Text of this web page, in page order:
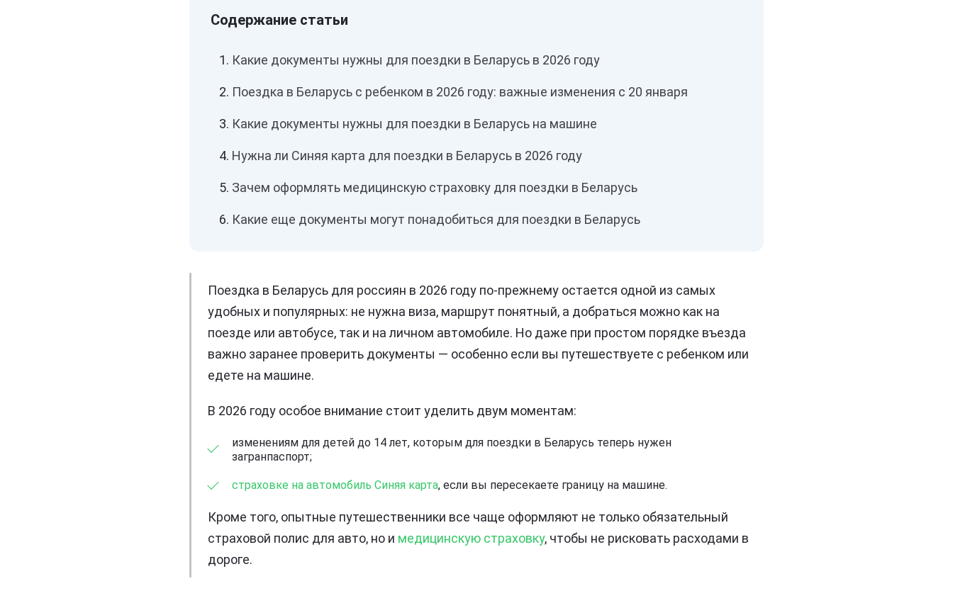
Какие документы нужны для поездки в Беларусь в 2026 году
Поездка в Беларусь с ребенком в 2026 году: важные изменения с 20 января
Какие документы нужны для поездки в Беларусь на машине
Нужна ли Синяя карта для поездки в Беларусь в 2026 году
Зачем оформлять медицинскую страховку для поездки в Беларусь
Какие еще документы могут понадобиться для поездки в Беларусь
Поездка в Беларусь для россиян в 2026 году по-прежнему остается одной из самых
удобных и популярных: не нужна виза, маршрут понятный, а добраться можно как на
поезде или автобусе, так и на личном автомобиле. Но даже при простом порядке въезда
важно заранее проверить документы — особенно если вы путешествуете с ребенком или
едете на машине.
В 2026 году особое внимание стоит уделить двум моментам:
изменениям для детей до 14 лет, которым для поездки в Беларусь теперь нужен
загранпаспорт;
страховке на автомобиль Синяя карта, если вы пересекаете границу на машине.
Кроме того, опытные путешественники все чаще оформляют не только обязательный
страховой полис для авто, но и медицинскую страховку, чтобы не рисковать расходами в
дороге.